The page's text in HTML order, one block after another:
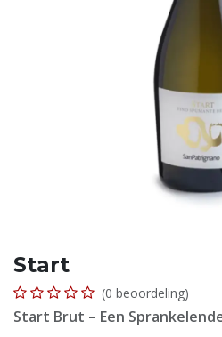
Start
(0 beoordeling)
Start Brut – Een